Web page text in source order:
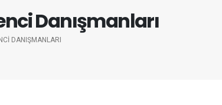
Danışmanları
DANIŞMANLARI